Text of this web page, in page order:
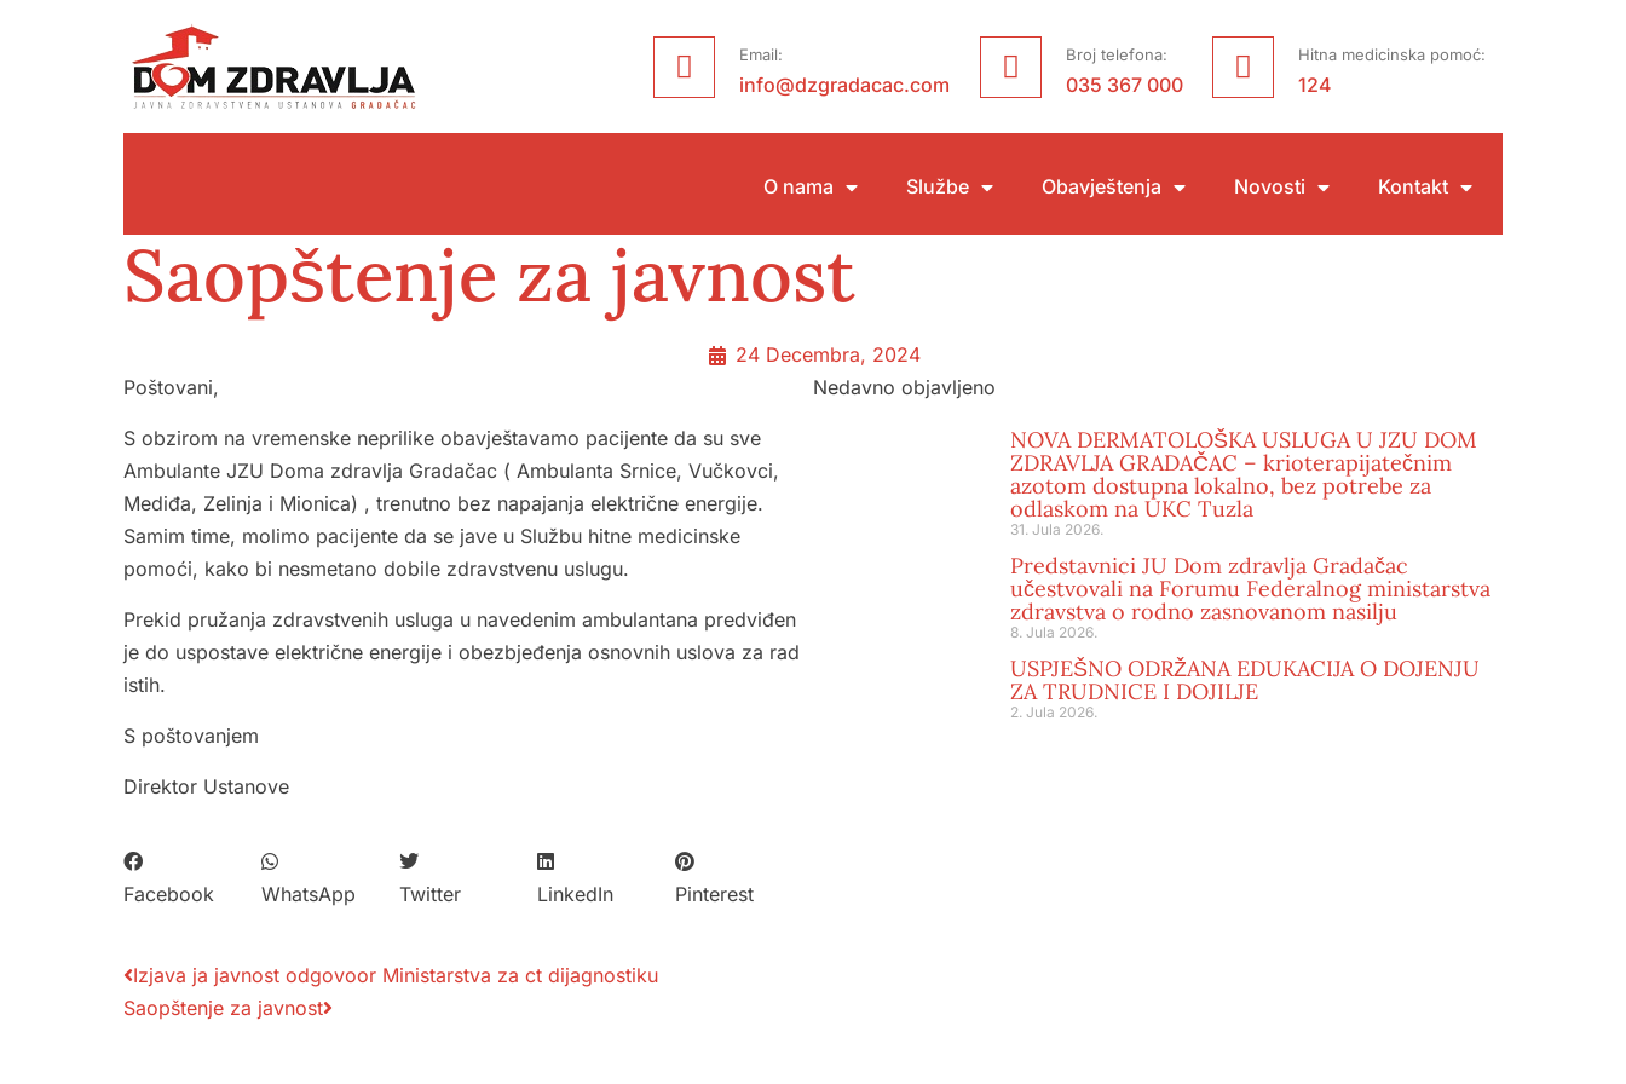
Email:
info@dzgradacac.com
Broj telefona:
035 367 000
Hitna medicinska pomoć:
124
O nama Službe Obavještenja Novosti Kontakt
Saopštenje za javnost
24 Decembra, 2024
Poštovani,
S obzirom na vremenske neprilike obavještavamo pacijente da su sve
Ambulante JZU Doma zdravlja Gradačac ( Ambulanta Srnice, Vučkovci,
Mediđa, Zelinja i Mionica) , trenutno bez napajanja električne energije.
Samim time, molimo pacijente da se jave u Službu hitne medicinske
pomoći, kako bi nesmetano dobile zdravstvenu uslugu.
Prekid pružanja zdravstvenih usluga u navedenim ambulantana predviđen
je do uspostave električne energije i obezbjeđenja osnovnih uslova za rad
istih.
S poštovanjem
Direktor Ustanove
Facebook WhatsApp Twitter LinkedIn Pinterest
Izjava ja javnost odgovoor Ministarstva za ct dijagnostiku
Saopštenje za javnost
Nedavno objavljeno
NOVA DERMATOLOŠKA USLUGA U JZU DOM
ZDRAVLJA GRADAČAC – krioterapijatečnim
azotom dostupna lokalno, bez potrebe za
odlaskom na UKC Tuzla
31. Jula 2026.
Predstavnici JU Dom zdravlja Gradačac
učestvovali na Forumu Federalnog ministarstva
zdravstva o rodno zasnovanom nasilju
8. Jula 2026.
USPJEŠNO ODRŽANA EDUKACIJA O DOJENJU
ZA TRUDNICE I DOJILJE
2. Jula 2026.